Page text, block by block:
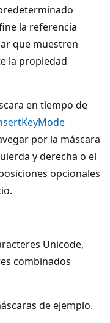
la referencia
que muestren
la propiedad
en tiempo de
por la máscara
y derecha o el
opcionales
Unicode,
combinados
de ejemplo.